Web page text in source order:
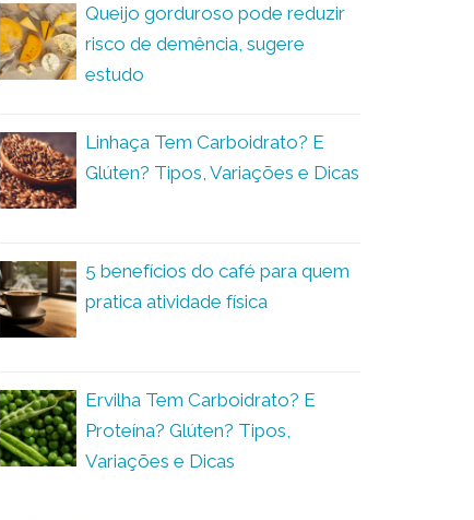
Queijo gorduroso pode reduzir
risco de demência, sugere
estudo
Linhaça Tem Carboidrato? E
Glúten? Tipos, Variações e Dicas
5 benefícios do café para quem
pratica atividade física
Ervilha Tem Carboidrato? E
Proteína? Glúten? Tipos,
Variações e Dicas